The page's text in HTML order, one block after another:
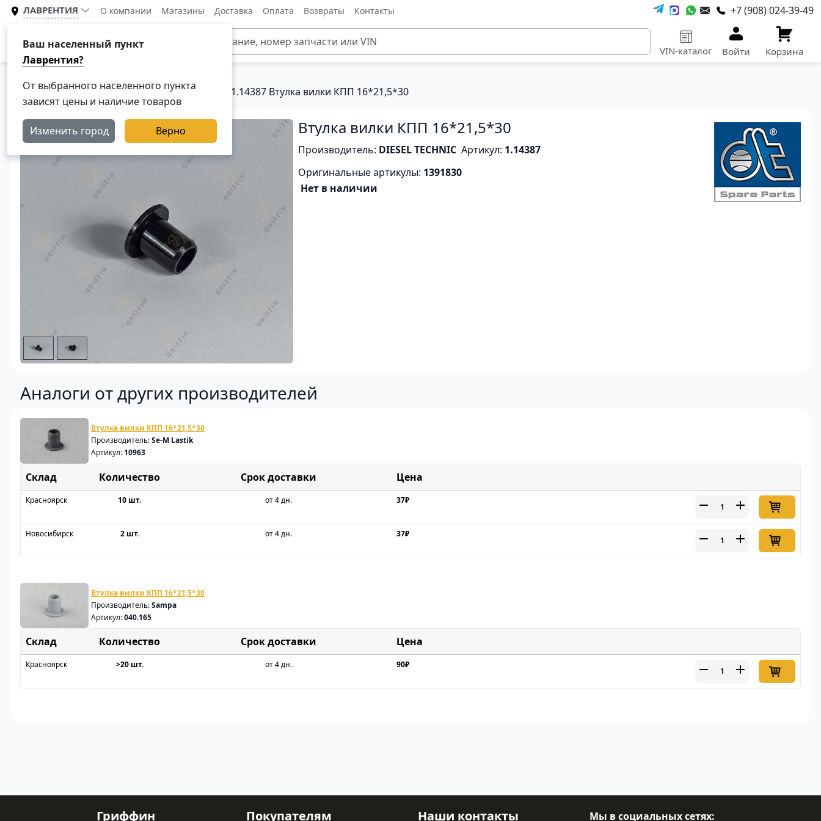
ЛАВРЕНТИЯ
Ваш населенный пункт
Лаврентия?
От выбранного населенного пункта
зависят цены и наличие товаров
Изменить город Верно
О компании Магазины Доставка Оплата Возвраты Контакты +7 (908) 024-39-49
Каталог
VIN-каталог Войти Корзина
Главная Каталог Запчасти КПП Скания 1.14387 Втулка вилки КПП 16*21,5*30
Втулка вилки КПП 16*21,5*30
Производитель: DIESEL TECHNIC Артикул: 1.14387
Оригинальные артикулы: 1391830
Нет в наличии
Аналоги от других производителей
Втулка вилки КПП 16*21,5*30
Производитель:Se-M Lastik
Артикул: 10963
Склад Срок доставки Цена
Красноярск 10 шт. от 4 дн. 37₽
Новосибирск 2 шт. от 4 дн. 37₽
Втулка вилки КПП 16*21,5*30
Производитель:Sampa
Артикул:040.165
Склад Срок доставки Цена
Красноярск >20 шт. от 4 дн. 90₽
Гриффин Покупателям Наши контакты Мы в социальных сетях: